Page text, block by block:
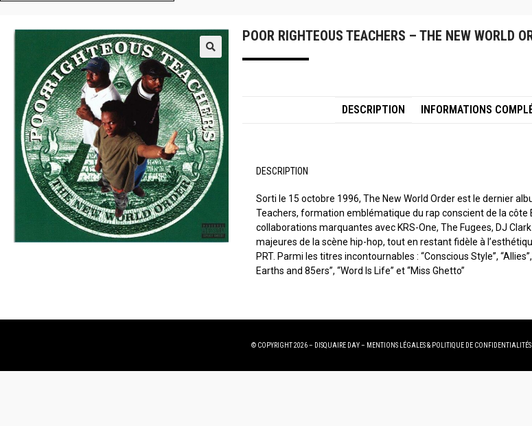
POOR RIGHTEOUS TEACHERS – THE NEW WORLD
DESCRIPTION INFORMATIONS
DESCRIPTION
Sorti le 15 octobre 1996, The New World Order est le dernier
Teachers, formation emblématique du rap conscient de la côte
collaborations marquantes avec KRS-One, The Fugees, DJ
majeures de la scène hip-hop, tout en restant fidèle à
PRT. Parmi les titres incontournables : “Conscious Style”,
Earths and 85ers”, “Word Is Life” et “Miss Ghetto”
© COPYRIGHT 2026 – DISQUAIRE DAY – MENTIONS LÉGALES& POLITIQUE DE CONFIDENTIALITÉS